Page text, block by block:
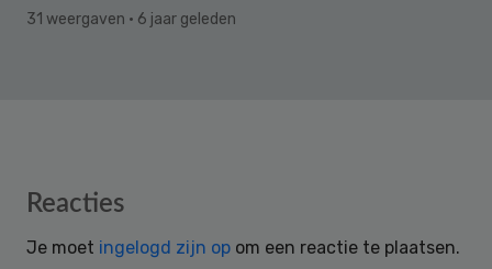
31 weergaven · 6 jaar geleden
Reader
Reacties
Je moet ingelogd zijn op om een reactie te plaatsen.